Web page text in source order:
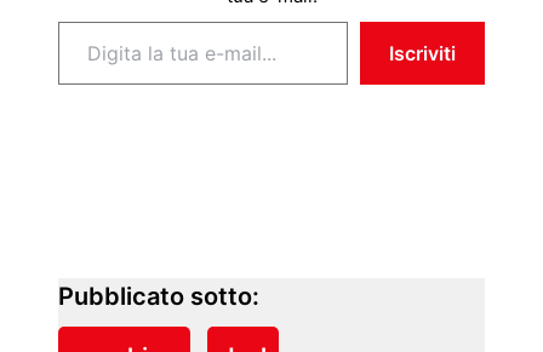
Digita la tua e-mail...
Iscriviti
Pubblicato sotto: